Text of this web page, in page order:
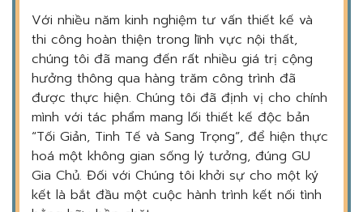
Với nhiều năm kinh nghiệm tư vấn thiết kế và
thi công hoàn thiện trong lĩnh vực nội thất,
chúng tôi đã mang đến rất nhiều giá trị cộng
hưởng thông qua hàng trăm công trình đã
được thực hiện. Chúng tôi đã định vị cho chính
mình với tác phẩm mang lối thiết kế độc bản
“Tối Giản, Tinh Tế và Sang Trọng”, để hiện thực
hoá một không gian sống lý tưởng, đúng GU
Gia Chủ. Đối với Chúng tôi khởi sự cho một ký
kết là bắt đầu một cuộc hành trình kết nối tình